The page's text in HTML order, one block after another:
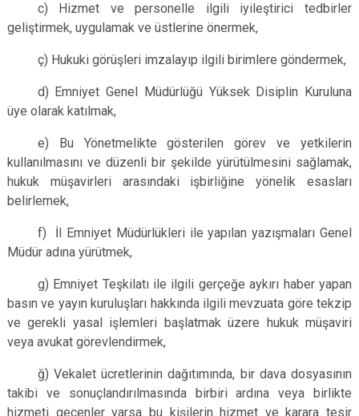
c) Hizmet ve personelle ilgili iyileştirici tedbirler
geliştirmek, uygulamak ve üstlerine önermek,
ç) Hukuki görüşleri imzalayıp ilgili birimlere göndermek,
d) Emniyet Genel Müdürlüğü Yüksek Disiplin Kuruluna
üye olarak katılmak,
e) Bu Yönetmelikte gösterilen görev ve yetkilerin
kullanılmasını ve düzenli bir şekilde yürütülmesini sağlamak,
hukuk müşavirleri arasındaki işbirliğine yönelik esasları
belirlemek,
f) İl Emniyet Müdürlükleri ile yapılan yazışmaları Genel
Müdür adına yürütmek,
g) Emniyet Teşkilatı ile ilgili gerçeğe aykırı haber yapan
basın ve yayın kuruluşları hakkında ilgili mevzuata göre tekzip
ve gerekli yasal işlemleri başlatmak üzere hukuk müşaviri
veya avukat görevlendirmek,
ğ) Vekalet ücretlerinin dağıtımında, bir dava dosyasının
takibi ve sonuçlandırılmasında birbiri ardına veya birlikte
hizmeti geçenler varsa bu kişilerin hizmet ve karara tesir